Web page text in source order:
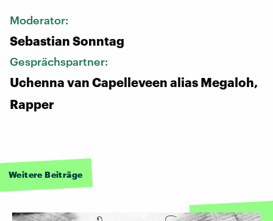
Moderator:
Sebastian Sonntag
Gesprächspartner:
Uchenna van Capelleveen alias Megaloh,
Rapper
Weitere Beiträge